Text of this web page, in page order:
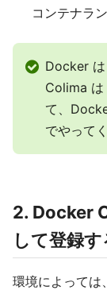
コンテナラ
Docker は
Colima は
て、
でやって
2. Docker
して登録す
環境によって